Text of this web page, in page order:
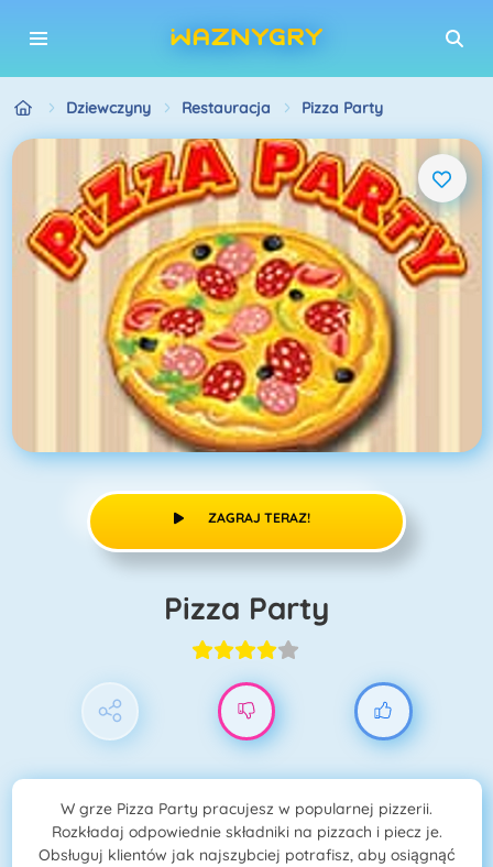
Dziewczyny Restauracja Pizza Party
ZAGRAJ TERAZ!
Pizza Party
W grze Pizza Party pracujesz w popularnej pizzerii.
Rozkładaj odpowiednie składniki na pizzach i piecz je.
Obsługuj klientów jak najszybciej potrafisz, aby osiągnąć